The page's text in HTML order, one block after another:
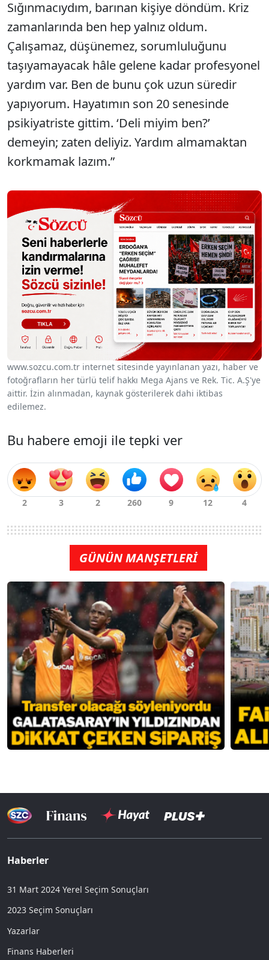
Sığınmacıydım, barınan kişiye döndüm. Kriz
zamanlarında ben hep yalnız oldum.
Çalışamaz, düşünemez, sorumluluğunu
taşıyamayacak hâle gelene kadar profesyonel
yardım var. Ben de bunu çok uzun süredir
yapıyorum. Hayatımın son 20 senesinde
psikiyatriste gittim. ‘Deli miyim ben?’
demeyin; zaten deliyiz. Yardım almamaktan
korkmamak lazım.”
www.sozcu.com.tr internet sitesinde yayınlanan yazı, haber ve
fotoğrafların her türlü telif hakkı Mega Ajans ve Rek. Tic. A.Ş'ye
aittir. İzin alınmadan, kaynak gösterilerek dahi iktibas
edilemez.
Bu habere emoji ile tepki ver
GÜNÜN MANŞETLERİ
Haberler
31 Mart 2024 Yerel Seçim Sonuçları
2023 Seçim Sonuçları
Yazarlar
Finans Haberleri